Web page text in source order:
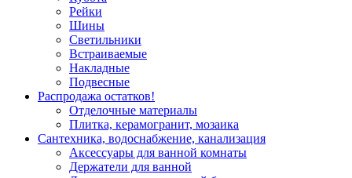
Рейки
Шины
Светильники
Встраиваемые
Накладные
Подвесные
Распродажа остатков!
Отделочные материалы
Плитка, керамогранит, мозаика
Сантехника, водоснабжение, канализация
Аксессуары для ванной комнаты
Держатели для ванной